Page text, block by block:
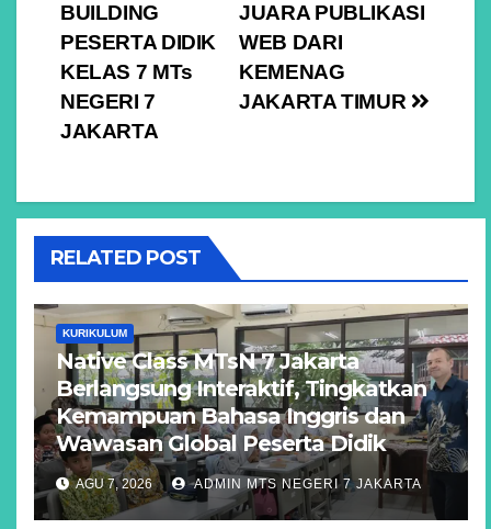
JUARA PUBLIKASI
WEB DARI
KEMENAG
JAKARTA TIMUR
BUILDING
PESERTA DIDIK
KELAS 7 MTs
NEGERI 7
JAKARTA
RELATED POST
KURIKULUM
Native Class MTsN 7 Jakarta
Berlangsung Interaktif, Tingkatkan
Kemampuan Bahasa Inggris dan
Wawasan Global Peserta Didik
AGU 7, 2026 ADMIN MTS NEGERI 7 JAKARTA